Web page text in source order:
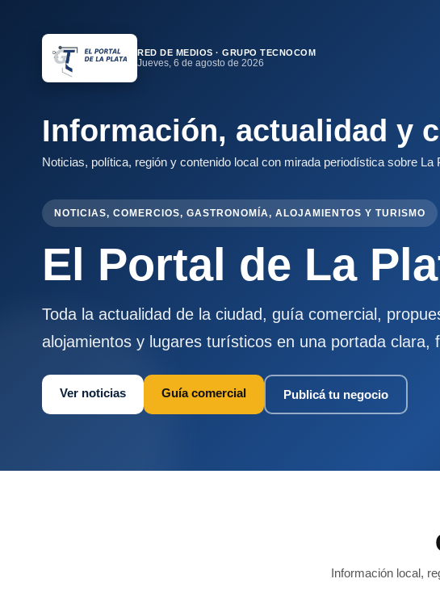
RED DE MEDIOS · GRUPO TECNOCOM
Jueves, 6 de agosto de 2026
Información, actualidad y
Noticias, política, región y contenido local con mirada periodística sobre La
NOTICIAS, COMERCIOS, GASTRONOMÍA, ALOJAMIENTOS Y TURISMO
El Portal de La
Toda la actualidad de la ciudad, guía comercial,
alojamientos y lugares turísticos en una portada clara,
Ver noticias Guía comercial Publicá tu negocio
Información local,